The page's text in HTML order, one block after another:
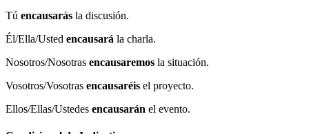
Tú encausarás la discusión.
Él/Ella/Usted encausará la charla.
Nosotros/Nosotras encausaremos la situación.
Vosotros/Vosotras encausaréis el proyecto.
Ellos/Ellas/Ustedes encausarán el evento.